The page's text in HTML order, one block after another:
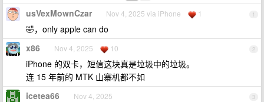
1
usVexMownCzar Nov 4, 2025 via iPhone 1
🤣，only apple can do
2
x86 Nov 4, 2025 10
iPhone 的双卡，短信这块真是垃圾中的垃圾。
连 15 年前的 MTK 山寨机都不如
3
icetea66 Nov 4, 2025